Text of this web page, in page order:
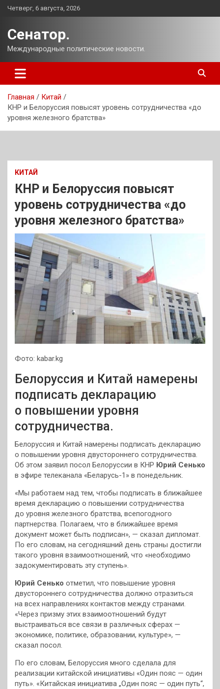
Перейти
Четверг, 6 августа, 2026
Сенатор.
Международные политические новости.
Главная
Китай
КНР и Белоруссия повысят уровень сотрудничества «‎до
уровня железного братства»‎
КИТАЙ
КНР и Белоруссия повысят
уровень сотрудничества «‎до
уровня железного братства»‎
Фото: kabar.kg
Белоруссия и Китай намерены
подписать декларацию
о повышении уровня
сотрудничества.
Белоруссия и Китай намерены подписать декларацию
о повышении уровня двустороннего сотрудничества.
Об этом заявил посол Белоруссии в КНР Юрий Сенько
в эфире телеканала «Беларусь-1» в понедельник.
«Мы работаем над тем, чтобы подписать в ближайшее
время декларацию о повышении сотрудничества
до уровня железного братства, всепогодного
партнерства. Полагаем, что в ближайшее время
документ может быть подписан», — сказал дипломат.
По его словам, на сегодняшний день страны достигли
такого уровня взаимоотношений, что «необходимо
задокументировать эту ступень».
Юрий Сенько отметил, что повышение уровня
двустороннего сотрудничества должно отразиться
на всех направлениях контактов между странами.
«Через призму этих взаимоотношений будут
выстраиваться все связи в различных сферах —
экономике, политике, образовании, культуре», —
сказал посол.
По его словам, Белоруссия много сделала для
реализации китайской инициативы «Один пояс — один
путь». «Китайская инициатива „Один пояс — один путь“,